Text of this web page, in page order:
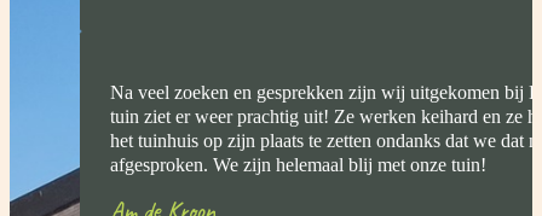
Na veel zoeken en gesprekken zijn wij uitgekomen bij
tuin ziet er weer prachtig uit! Ze werken keihard en ze
het tuinhuis op zijn plaats te zetten ondanks dat we dat
afgesproken. We zijn helemaal blij met onze tuin!